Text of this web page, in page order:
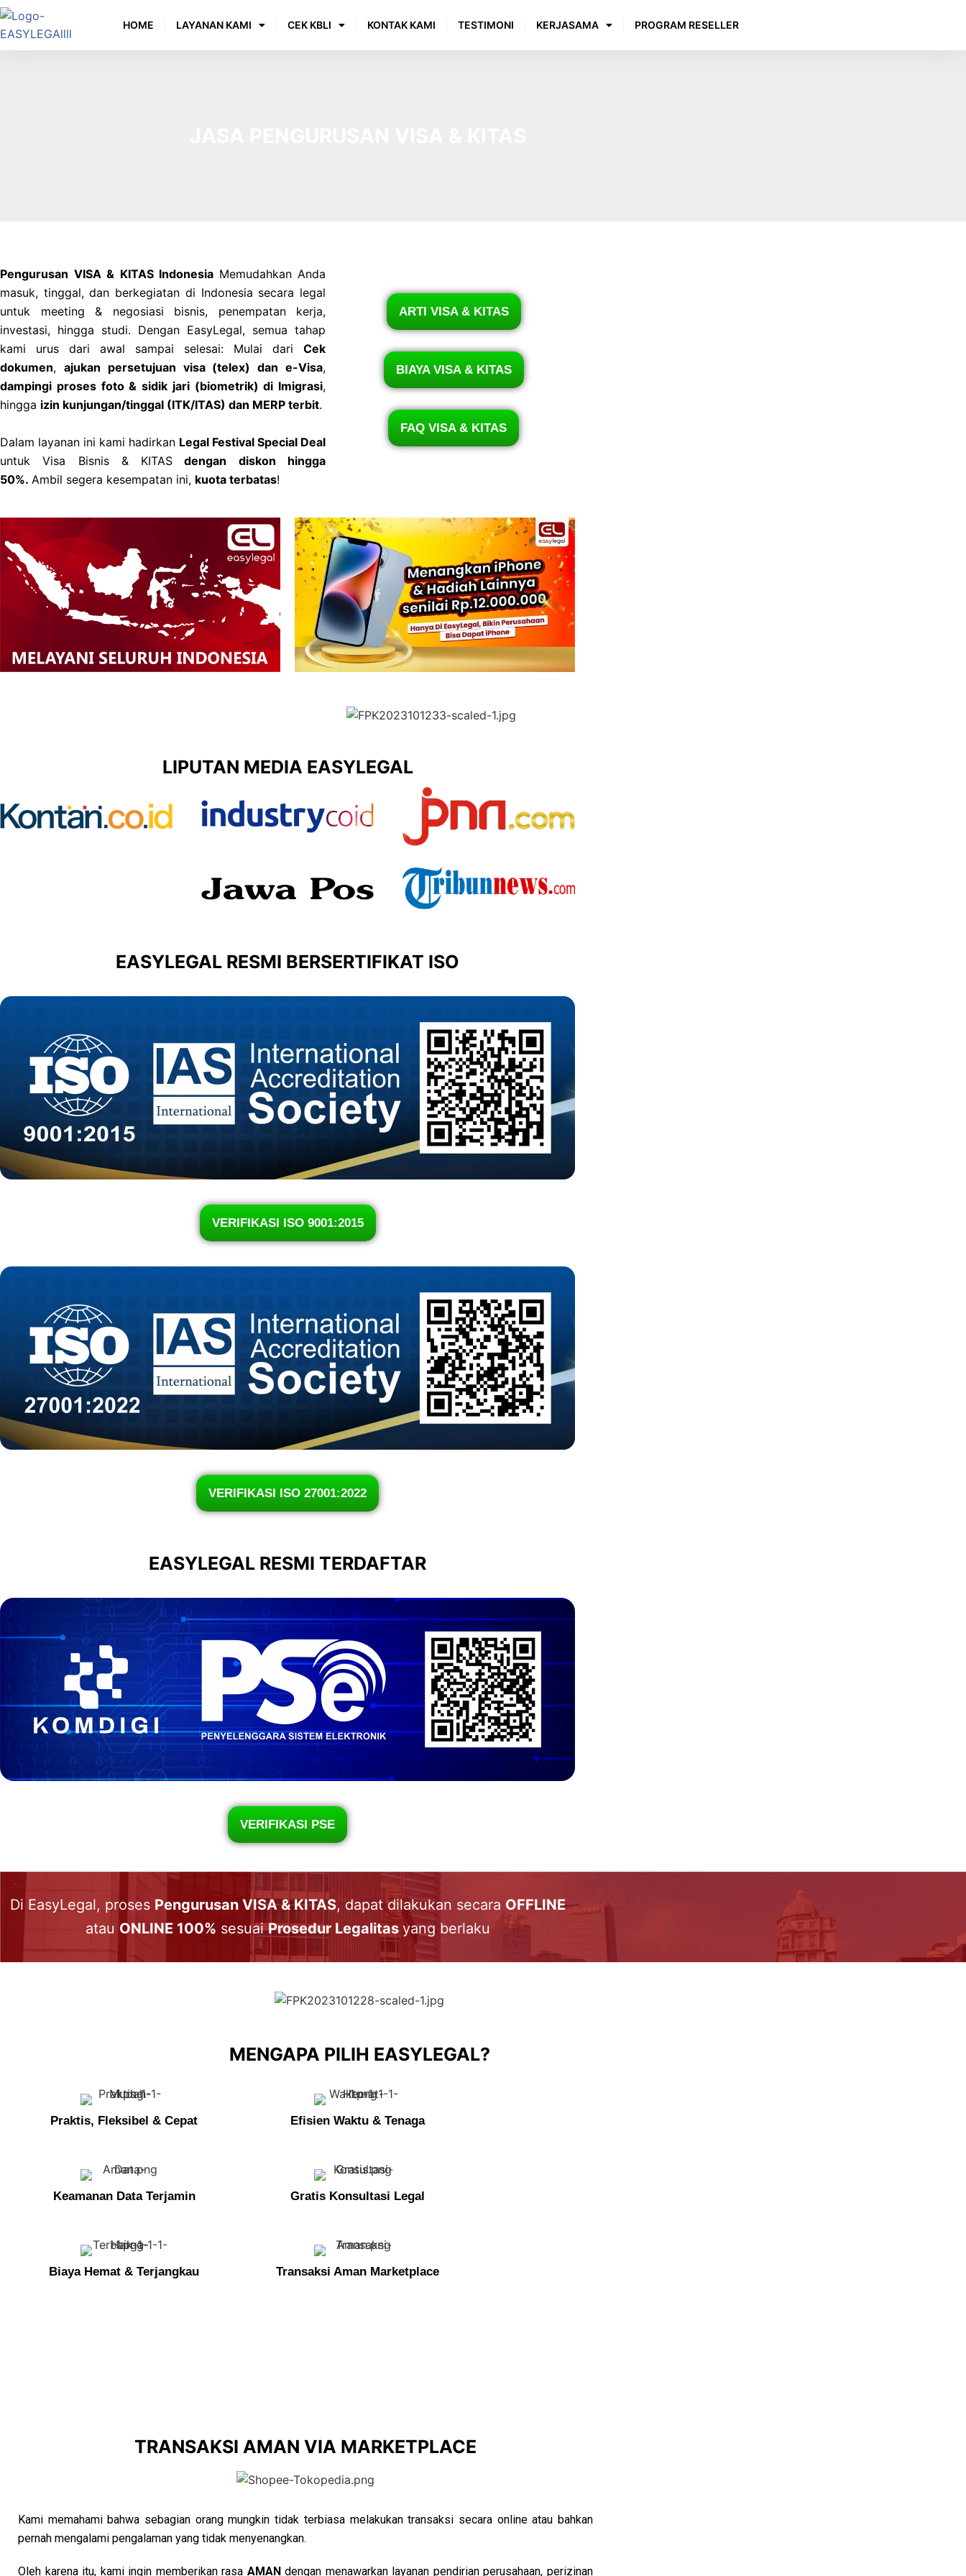
HOME LAYANAN KAMI CEK KBLI KONTAK KAMI TESTIMONI KERJASAMA PROGRAM RESELLER
Pengurusan VISA & KITAS Indonesia Memudahkan Anda
masuk, tinggal, dan berkegiatan di Indonesia secara legal
untuk meeting & negosiasi bisnis, penempatan kerja,
investasi, hingga studi. Dengan EasyLegal, semua tahap
kami urus dari awal sampai selesai: Mulai dari Cek
dokumen, ajukan persetujuan visa (telex) dan e-Visa,
dampingi proses foto & sidik jari (biometrik) di Imigrasi,
hingga izin kunjungan/tinggal (ITK/ITAS) dan MERP terbit.
Dalam layanan ini kami hadirkan Legal Festival Special Deal
untuk Visa Bisnis & KITAS dengan diskon hingga
50%. Ambil segera kesempatan ini, kuota terbatas!
ARTI VISA & KITAS
BIAYA VISA & KITAS
FAQ VISA & KITAS
LIPUTAN MEDIA EASYLEGAL
EASYLEGAL RESMI BERSERTIFIKAT ISO
VERIFIKASI ISO 9001:2015
VERIFIKASI ISO 27001:2022
EASYLEGAL RESMI TERDAFTAR
VERIFIKASI PSE
Di EasyLegal, proses Pengurusan VISA & KITAS, dapat dilakukan secara OFFLINE
atau ONLINE 100% sesuaiProsedur Legalitas yang berlaku
MENGAPA PILIH EASYLEGAL?
Praktis, Fleksibel & Cepat Efisien Waktu & Tenaga
Keamanan Data Terjamin Gratis Konsultasi Legal
Biaya Hemat & Terjangkau Transaksi Aman Marketplace
TRANSAKSI AMAN VIA MARKETPLACE
Kami memahami bahwa sebagian orang mungkin tidak terbiasa melakukan transaksi secara online atau bahkan
pernah mengalami pengalaman yang tidak menyenangkan.
Oleh karena itu, kami ingin memberikan rasa AMANdengan menawarkan layanan pendirian perusahaan, perizinan